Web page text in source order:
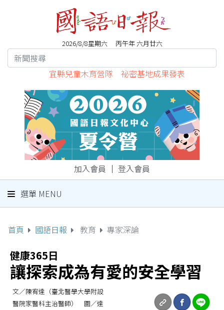
2026/8/8星期六 丙午年 六月廿六
宜縣兒童木育營隊 祕密基地成果發表
加入會員 ｜ 登入會員
選單 MENU
首頁 國語日報 教育 專家深論
健康365日
讓探索成為有愛的安全學習
文／陳宥達（臺北醫學大學附設
醫院家醫科主治醫師） 圖／達